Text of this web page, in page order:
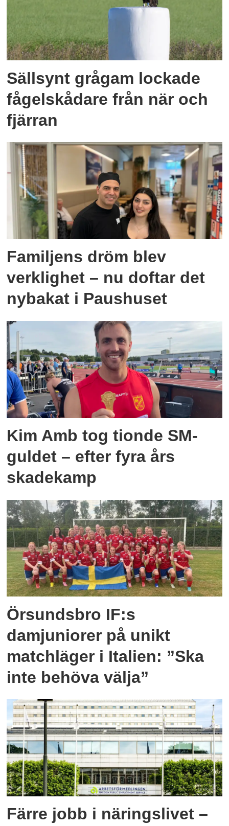
Sällsynt grågam lockade
fågelskådare från när och
fjärran
Familjens dröm blev
verklighet – nu doftar det
nybakat i Paushuset
Kim Amb tog tionde SM-
guldet – efter fyra års
skadekamp
Örsundsbro IF:s
damjuniorer på unikt
matchläger i Italien: ”Ska
inte behöva välja”
Färre jobb i näringslivet –